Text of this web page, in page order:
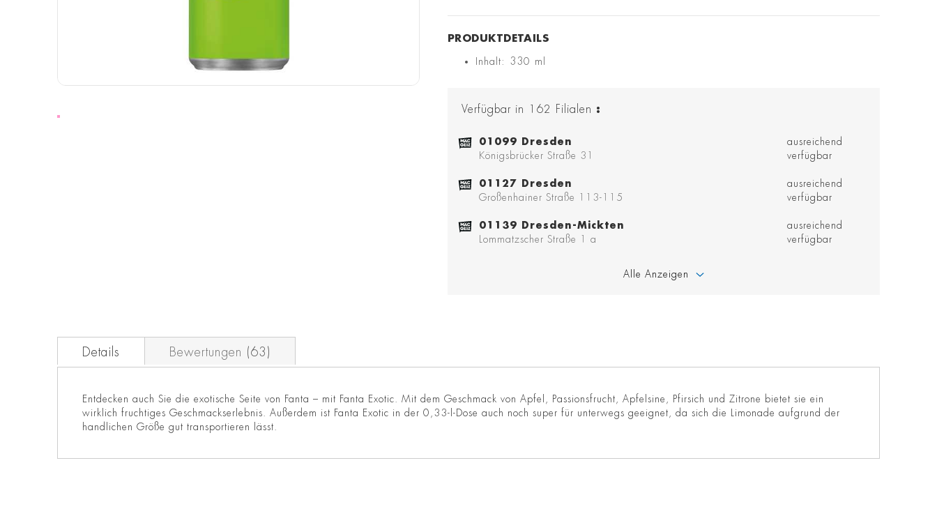
Inhalt: 330 ml
Verfügbar in 162 Filialen :
01099 Dresden
Königsbrücker Straße 31
ausreichend
verfügbar
01127 Dresden
Großenhainer Straße 113-115
ausreichend
verfügbar
01139 Dresden-Mickten
Lommatzscher Straße 1 a
ausreichend
verfügbar
Alle Anzeigen
Details
Entdecken auch Sie die exotische Seite von Fanta – mit Fanta Exotic. Mit dem Geschmack von Apfel, Passionsfrucht, Apfelsine, Pfirsich und Zitrone bietet sie ein
wirklich fruchtiges Geschmackserlebnis. Außerdem ist Fanta Exotic in der 0,33-l-Dose auch noch super für unterwegs geeignet, da sich die Limonade aufgrund der
handlichen Größe gut transportieren lässt.
Bewertungen 63